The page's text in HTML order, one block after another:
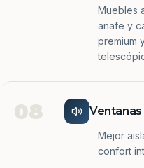
Muebles
anafe y
premium
08
Mejor
confort